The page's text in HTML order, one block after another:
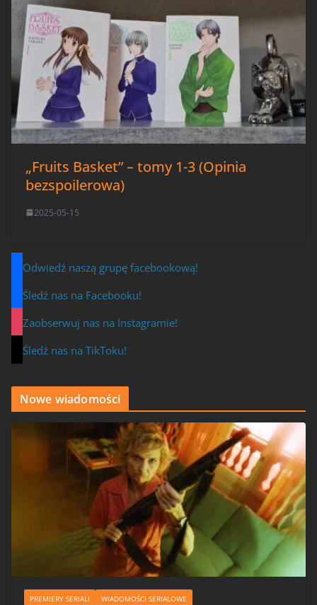
„Fruits Basket” – tomy 1-3 (Opinia
bezspoilerowa)
2025-05-15
Odwiedź naszą grupę facebookową!
Śledź nas na Facebooku!
Zaobserwuj nas na Instagramie!
Śledź nas na TikToku!
Nowe wiadomości
PREMIERY SERIALI WIADOMOŚCI SERIALOWE